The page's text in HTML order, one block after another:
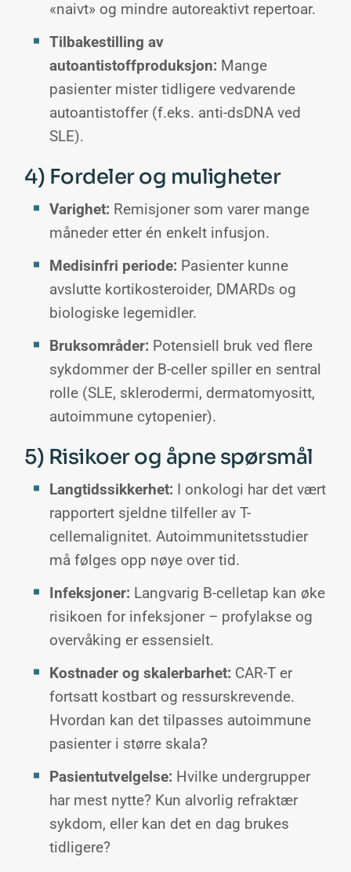
«naivt» og mindre autoreaktivt repertoar.
Tilbakestilling av
autoantistoffproduksjon: Mange
pasienter mister tidligere vedvarende
autoantistoffer (f.eks. anti-dsDNA ved
SLE).
4) Fordeler og muligheter
Varighet: Remisjoner som varer mange
måneder etter én enkelt infusjon.
Medisinfri periode: Pasienter kunne
avslutte kortikosteroider, DMARDs og
biologiske legemidler.
Bruksområder: Potensiell bruk ved flere
sykdommer der B-celler spiller en sentral
rolle (SLE, sklerodermi, dermatomyositt,
autoimmune cytopenier).
5) Risikoer og åpne spørsmål
Langtidssikkerhet: I onkologi har det vært
rapportert sjeldne tilfeller av T-
cellemalignitet. Autoimmunitetsstudier
må følges opp nøye over tid.
Infeksjoner: Langvarig B-celletap kan øke
risikoen for infeksjoner – profylakse og
overvåking er essensielt.
Kostnader og skalerbarhet: CAR-T er
fortsatt kostbart og ressurskrevende.
Hvordan kan det tilpasses autoimmune
pasienter i større skala?
Pasientutvelgelse: Hvilke undergrupper
har mest nytte? Kun alvorlig refraktær
sykdom, eller kan det en dag brukes
tidligere?